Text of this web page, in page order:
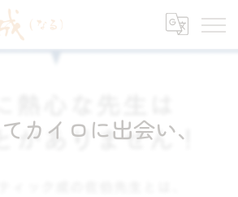
カイロに出会い、